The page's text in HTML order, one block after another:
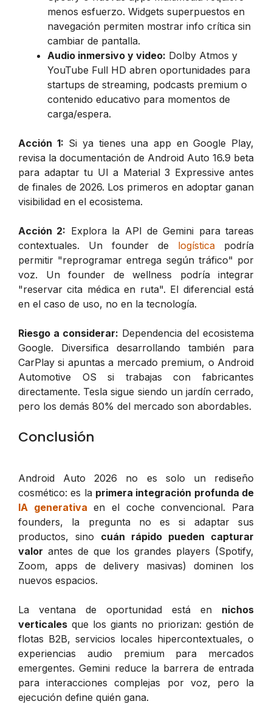
menos esfuerzo. Widgets superpuestos en
navegación permiten mostrar info crítica sin
cambiar de pantalla.
Audio inmersivo y video: Dolby Atmos y
YouTube Full HD abren oportunidades para
startups de streaming, podcasts premium o
contenido educativo para momentos de
carga/espera.
Acción 1: Si ya tienes una app en Google Play,
revisa la documentación de Android Auto 16.9 beta
para adaptar tu UI a Material 3 Expressive antes
de finales de 2026. Los primeros en adoptar ganan
visibilidad en el ecosistema.
Acción 2: Explora la API de Gemini para tareas
contextuales. Un founder de logística podría
permitir "reprogramar entrega según tráfico" por
voz. Un founder de wellness podría integrar
"reservar cita médica en ruta". El diferencial está
en el caso de uso, no en la tecnología.
Riesgo a considerar: Dependencia del ecosistema
Google. Diversifica desarrollando también para
CarPlay si apuntas a mercado premium, o Android
Automotive OS si trabajas con fabricantes
directamente. Tesla sigue siendo un jardín cerrado,
pero los demás 80% del mercado son abordables.
Conclusión
Android Auto 2026 no es solo un rediseño
cosmético: es la primera integración profunda de
IA generativa en el coche convencional. Para
founders, la pregunta no es si adaptar sus
productos, sino cuán rápido pueden capturar
valor antes de que los grandes players (Spotify,
Zoom, apps de delivery masivas) dominen los
nuevos espacios.
La ventana de oportunidad está en nichos
verticales que los giants no priorizan: gestión de
flotas B2B, servicios locales hipercontextuales, o
experiencias audio premium para mercados
emergentes. Gemini reduce la barrera de entrada
para interacciones complejas por voz, pero la
ejecución define quién gana.